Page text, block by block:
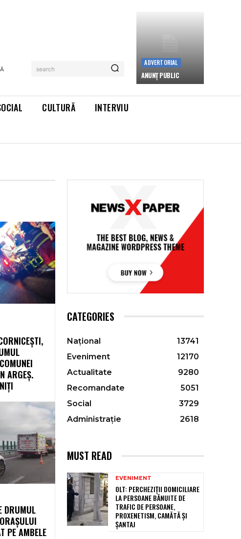
search
ADVERTORIAL
ANUNȚ PUBLIC
CULTURĂ
INTERVIU
ARGEȘ.
DRUMUL
PE AMBELE
CATEGORIES
Național
13741
Eveniment
12170
Actualitate
9280
Recomandate
5051
Social
3729
Administrație
2618
MUST READ
EVENIMENT
OLT: PERCHEZIŢII DOMICILIARE
LA PERSOANE BĂNUITE DE
TRAFIC DE PERSOANE,
PROXENETISM, CAMĂTĂ ŞI
ŞANTAJ